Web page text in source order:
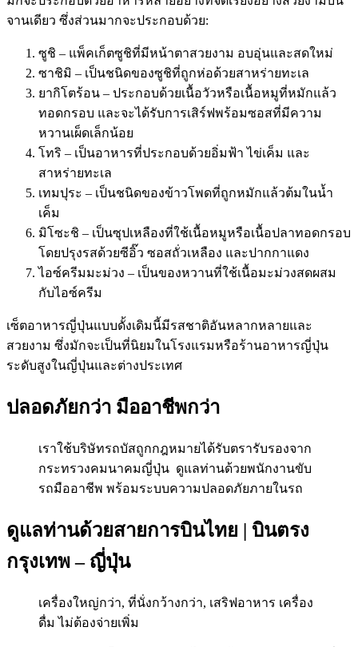
จานเดียว ซึ่งส่วนมากจะประกอบด้วย:
ซูชิ – แพ็คเก็ตซูชิที่มีหน้าตาสวยงาม อบอุ่นและสดใหม่
ซาชิมิ – เป็นชนิดของซูชิที่ถูกห่อด้วยสาหร่ายทะเล
ยากิโตร้อน – ประกอบด้วยเนื้อวัวหรือเนื้อหมูที่หมักแล้ว
ทอดกรอบ และจะได้รับการเสิร์ฟพร้อมซอสที่มีความ
หวานเผ็ดเล็กน้อย
โทริ – เป็นอาหารที่ประกอบด้วยอิ่มฟ้า ไข่เค็ม และ
สาหร่ายทะเล
เทมปุระ – เป็นชนิดของข้าวโพดที่ถูกหมักแล้วต้มในน้ำ
เค็ม
มิโซะชิ – เป็นซุปเหลืองที่ใช้เนื้อหมูหรือเนื้อปลาทอดกรอบ
โดยปรุงรสด้วยซีอิ๊ว ซอสถั่วเหลือง และปากกาแดง
ไอซ์ครีมมะม่วง – เป็นของหวานที่ใช้เนื้อมะม่วงสดผสม
กับไอซ์ครีม
เซ็ตอาหารญี่ปุ่นแบบดั้งเดิมนี้มีรสชาติอันหลากหลายและ
สวยงาม ซึ่งมักจะเป็นที่นิยมในโรงแรมหรือร้านอาหารญี่ปุ่น
ระดับสูงในญี่ปุ่นและต่างประเทศ
ปลอดภัยกว่า มืออาชีพกว่า
เราใช้บริษัทรถบัสถูกกฎหมายได้รับตรารับรองจาก
กระทรวงคมนาคมญี่ปุ่น ดูแลท่านด้วยพนักงานขับ
รถมืออาชีพ พร้อมระบบความปลอดภัยภายในรถ
ดูแลท่านด้วยสายการบินไทย | บินตรง
กรุงเทพ – ญี่ปุ่น
เครื่องใหญ่กว่า, ที่นั่งกว้างกว่า, เสริฟอาหาร เครื่อง
ดื่ม ไม่ต้องจ่ายเพิ่ม